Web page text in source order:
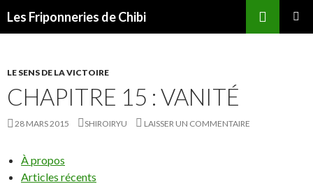
Les Friponneries de Chibi
LE SENS DE LA VICTOIRE
CHAPITRE 15 : VANITÉ
28 MARS 2015 SHIROIRYU LAISSER UN COMMENTAIRE
À propos
Articles récents